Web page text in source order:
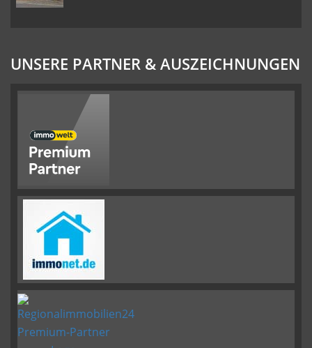
UNSERE PARTNER & AUSZEICHNUNGEN